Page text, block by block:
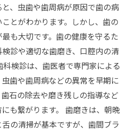
、虫歯や歯周病が原因で歯の病
とがわかります。しかし、歯の
も大切です。歯の健康を守るた
診や適切な歯磨き、口腔内の清
科検診は、歯医者で専門家による
歯や歯周病などの異常を早期に
石の除去や磨き残しの指導など
も繋がります。 歯磨きは、朝晩
の清掃が基本ですが、歯間ブラ